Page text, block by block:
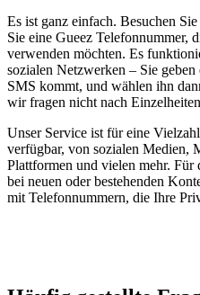
Es ist ganz einfach. Besuchen
Sie eine Gueez Telefonnummer,
verwenden möchten. Es
sozialen Netzwerken – Sie
SMS kommt, und wählen ihn
wir fragen nicht nach
Unser Service ist für eine
verfügbar, von sozialen Medien,
Plattformen und vielen mehr.
bei neuen oder bestehenden
mit Telefonnummern, die Ihre